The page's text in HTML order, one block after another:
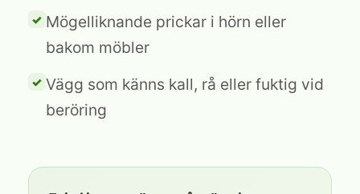
Mögelliknande prickar i hörn eller
bakom möbler
Vägg som känns kall, rå eller fuktig vid
beröring